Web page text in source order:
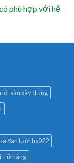
phù hợp với hệ
lót sàn xây dựng
đan lưới hs022
trữ hàng